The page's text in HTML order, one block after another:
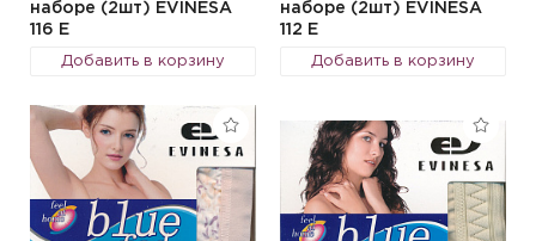
наборе (2шт) EVINESA
116 E
Добавить в корзину
наборе (2шт) EVINESA
112 E
Добавить в корзину